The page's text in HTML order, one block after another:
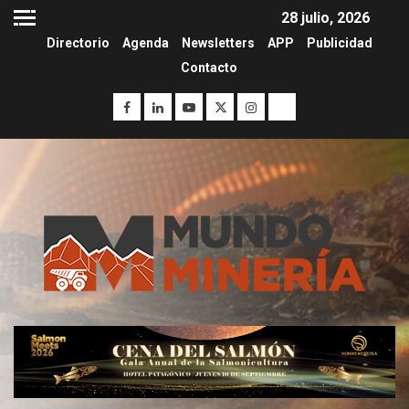
28 julio, 2026
Directorio Agenda Newsletters APP
Publicidad
Contacto